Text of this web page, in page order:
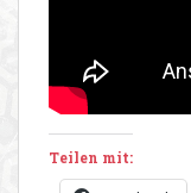
Teilen mit: